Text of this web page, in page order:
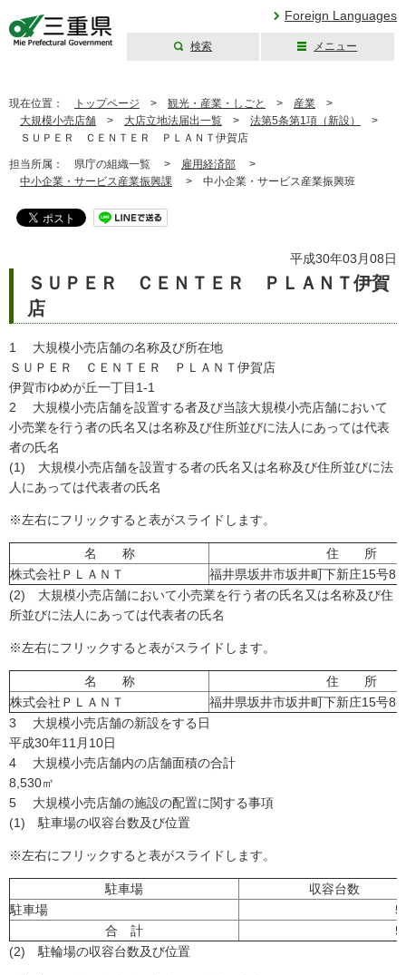
Foreign Languages
検索 メニュー
現在位置： トップページ > 観光・産業・しごと > 産業 >
大規模小売店舗 > 大店立地法届出一覧 > 法第5条第1項（新設）
>
ＳＵＰＥＲ ＣＥＮＴＥＲ ＰＬＡＮＴ伊賀店
担当所属： 県庁の組織一覧 > 雇用経済部 >
中小企業・サービス産業振興課 > 中小企業・サービス産業振興班
平成30年03月08日
ＳＵＰＥＲ ＣＥＮＴＥＲ ＰＬＡＮＴ伊賀
店
1 大規模小売店舗の名称及び所在地
ＳＵＰＥＲ ＣＥＮＴＥＲ ＰＬＡＮＴ伊賀店
伊賀市ゆめが丘一丁目1-1
2 大規模小売店舗を設置する者及び当該大規模小売店舗において
小売業を行う者の氏名又は名称及び住所並びに法人にあっては代表
者の氏名
(1) 大規模小売店舗を設置する者の氏名又は名称及び住所並びに法
人にあっては代表者の氏名
※左右にフリックすると表がスライドします。
名 称
住 所
株式会社ＰＬＡＮＴ
福井県坂井市坂井町下新庄15号8
(2) 大規模小売店舗において小売業を行う者の氏名又は名称及び住
所並びに法人にあっては代表者の氏名
※左右にフリックすると表がスライドします。
名 称
住 所
株式会社ＰＬＡＮＴ
福井県坂井市坂井町下新庄15号8
3 大規模小売店舗の新設をする日
平成30年11月10日
4 大規模小売店舗内の店舗面積の合計
8,530㎡
5 大規模小売店舗の施設の配置に関する事項
(1) 駐車場の収容台数及び位置
※左右にフリックすると表がスライドします。
駐車場
収容台数
駐車場
合 計
(2) 駐輪場の収容台数及び位置